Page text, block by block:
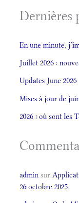
Dernières
En une minute,
Juillet 2026 :
Updates June 2026
Mises à jour de
2026 : où sont les
admin sur
26 octobre 2025